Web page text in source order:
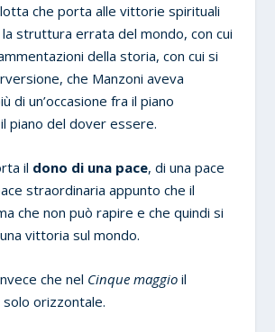
che porta alle vittorie spirituali
la struttura errata del mondo, con cui
della storia, con cui si
che Manzoni aveva
di un’occasione fra il piano
piano del dover essere.
il dono di una pace, di una pace
straordinaria appunto che il
che non può rapire e che quindi si
vittoria sul mondo.
che nel Cinque maggio il
orizzontale.